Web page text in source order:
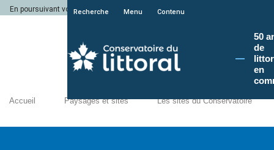
En poursuivant votre navigation sur le site du Conservatoire du littoral, vous
Recherche Menu Contenu
50
de
en
Accueil Paysages et sites Les sites du Conservatoire